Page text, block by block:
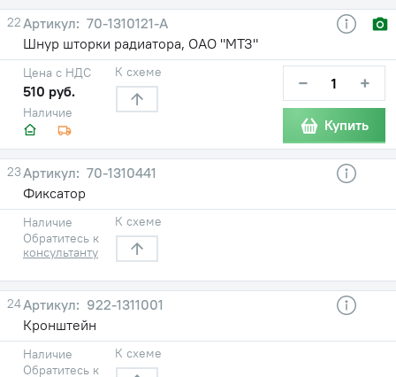
22
70-1310121-А
Шнур шторки радиатора, ОАО "МТЗ"
Наличие
Цена с НДС
510 руб.
К схеме − +
Купить
23
70-1310441
Фиксатор
Наличие
Обратитесь к
консультанту
К схеме
24
922-1311001
Кронштейн
Наличие
Обратитесь к
К схеме